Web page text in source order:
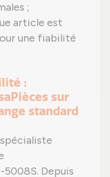
;
article est
une fiabilité
:
sur
standard
Depuis